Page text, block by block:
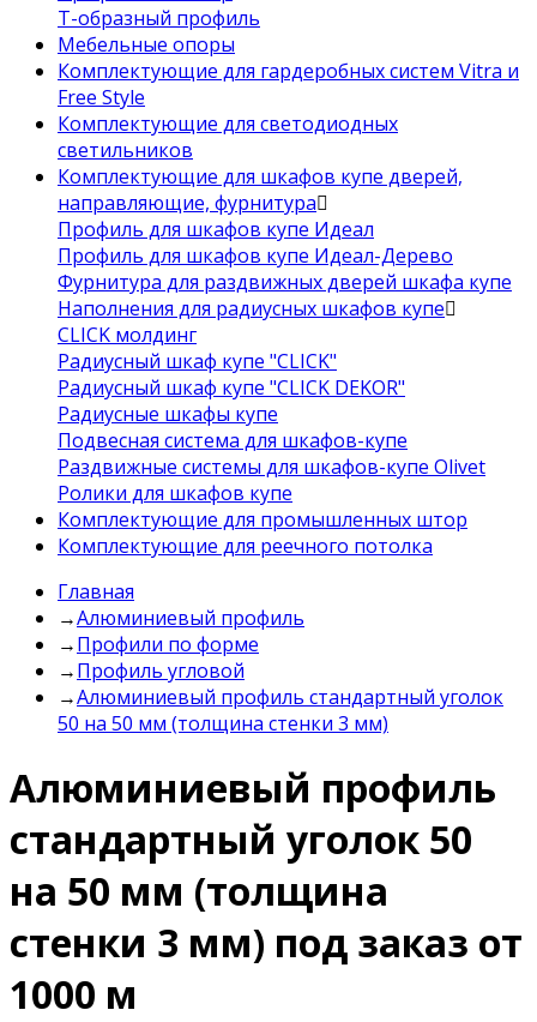
Т-образный профиль
Мебельные опоры
Комплектующие для гардеробных систем Vitra и
Free Style
Комплектующие для светодиодных
светильников
Комплектующие для шкафов купе дверей,
направляющие, фурнитура
Профиль для шкафов купе Идеал
Профиль для шкафов купе Идеал-Дерево
Фурнитура для раздвижных дверей шкафа купе
Наполнения для радиусных шкафов купе
CLICK молдинг
Радиусный шкаф купе "CLICK"
Радиусный шкаф купе "CLICK DEKOR"
Радиусные шкафы купе
Подвесная система для шкафов-купе
Раздвижные системы для шкафов-купе Olivet
Ролики для шкафов купе
Комплектующие для промышленных штор
Комплектующие для реечного потолка
Главная
→Алюминиевый профиль
→Профили по форме
→Профиль угловой
→Алюминиевый профиль стандартный уголок
50 на 50 мм (толщина стенки 3 мм)
Алюминиевый профиль
стандартный уголок 50
на 50 мм (толщина
стенки 3 мм) под заказ от
1000 м